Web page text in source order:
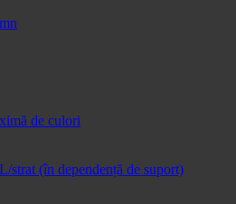
de culori
strat (în dependență de suport)